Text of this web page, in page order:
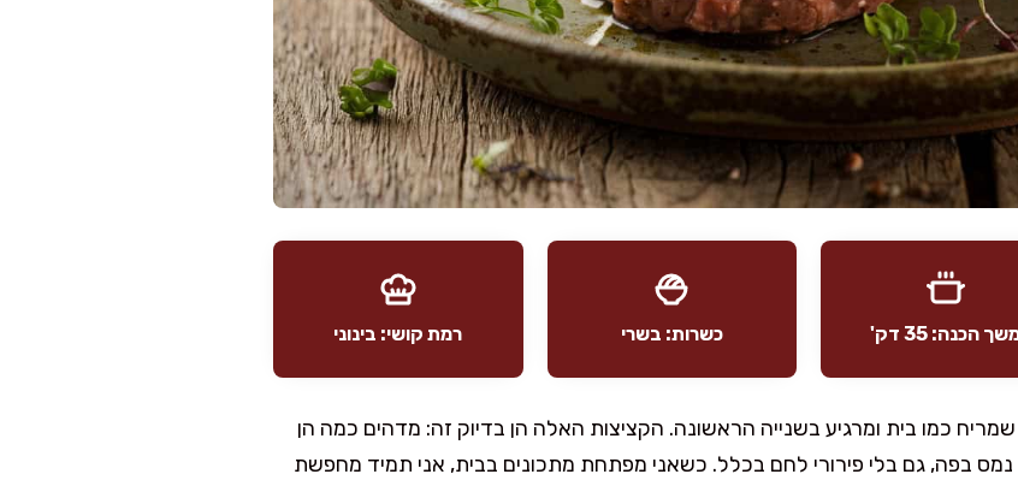
הכנה: 35 דק' כשרות: בשרי רמת קושי: בינוני
כמו בית ומרגיע בשנייה הראשונה. הקציצות האלה הן בדיוק זה: מדהים כמה הן
נמס בפה, גם בלי פירורי לחם בכלל. כשאני מפתחת מתכונים בבית, אני תמיד מחפשת